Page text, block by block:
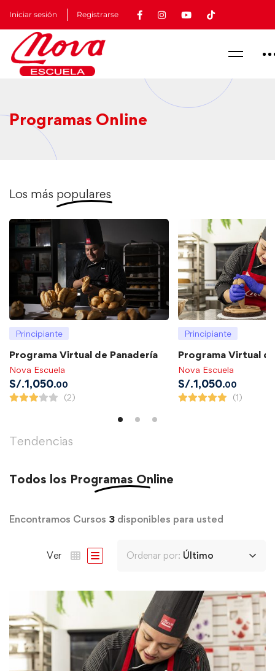
Iniciar sesión Registrarse
Programas Online
Los más populares
Principiante
Programa Virtual de Panadería
Nova Escuela
S/.1,050.00
(2)
Principiante
Programa Virtual
Nova Escuela
S/.1,050.00
(1)
Tendencias
Todos los Programas Online
Encontramos Cursos 3 disponibles para usted
Ver Ordenar por: Último